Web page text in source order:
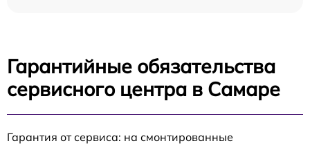
Гарантийные обязательства
сервисного центра в Самаре
Гарантия от сервиса: на смонтированные